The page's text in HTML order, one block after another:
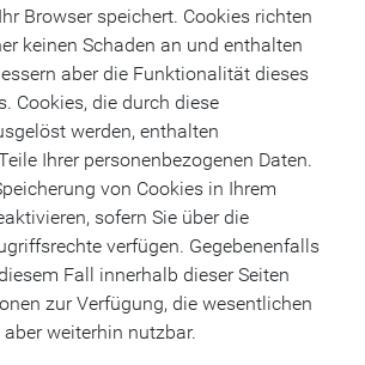
Browser speichert. Cookies richten
keinen Schaden an und enthalten
aber die Funktionalität dieses
Cookies, die durch diese
werden, enthalten
Ihrer personenbezogenen Daten.
von Cookies in Ihrem
sofern Sie über die
verfügen. Gegebenenfalls
Fall innerhalb dieser Seiten
zur Verfügung, die wesentlichen
weiterhin nutzbar.